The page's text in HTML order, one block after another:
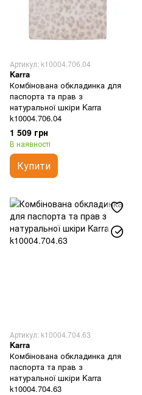
Артикул: k10004.706.04
Karra
Комбінована обкладинка для
паспорта та прав з
натуральної шкіри Karra
k10004.706.04
1 509 грн
В наявності
Купити
Артикул: k10004.704.63
Karra
Комбінована обкладинка для
паспорта та прав з
натуральної шкіри Karra
k10004.704.63